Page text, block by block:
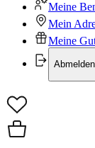
Meine
Mein
Meine
Abmelden